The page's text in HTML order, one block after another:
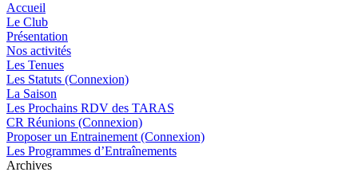
Accueil
Le Club
Présentation
Nos activités
Les Tenues
Les Statuts (Connexion)
La Saison
Les Prochains RDV des TARAS
CR Réunions (Connexion)
Proposer un Entrainement (Connexion)
Les Programmes d’Entraînements
Archives